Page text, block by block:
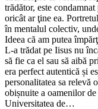
trădător, este
oricât ar ţine ea.
în mentalul colectiv,
Ideea că am putea
L-a trădat pe Iisus nu
să fie ca el sau să aibă
era perfect autentică și
personalitatea sa relevă
obișnuite a oamenilor
Universitatea de…